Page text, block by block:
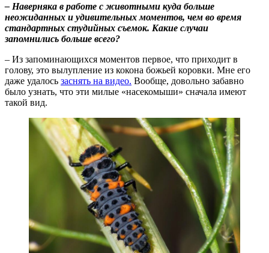
– Наверняка в работе с животными куда больше
неожиданных и удивительных моментов, чем во время
стандартных студийных съемок. Какие случаи
запомнились больше всего?
– Из запоминающихся моментов первое, что приходит в
голову, это вылупление из кокона божьей коровки. Мне его
даже удалось заснять на видео. Вообще, довольно забавно
было узнать, что эти милые «насекомыши» сначала имеют
такой вид.